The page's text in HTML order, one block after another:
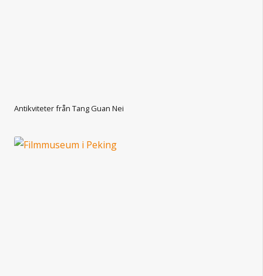
Antikviteter från Tang Guan Nei